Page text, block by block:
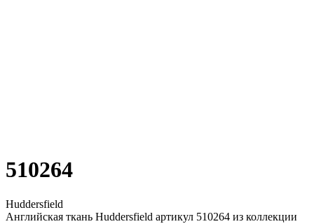
510264
Huddersfield
Английская ткань Huddersfield артикул 510264 из коллекции